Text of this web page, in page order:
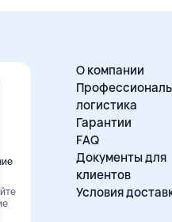
О компании
логистика
Гарантии
FAQ
Документы для
клиентов
Условия